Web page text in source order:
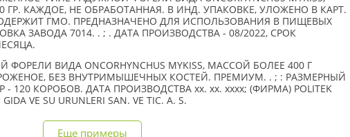
ГР. КАЖДОЕ, НЕ ОБРАБОТАННАЯ. В ИНД. УПАКОВКЕ, УЛОЖЕНО В КАРТ.
ГМО. ПРЕДНАЗНАЧЕНО ДЛЯ ИСПОЛЬЗОВАНИЯ В ПИЩЕВЫХ
ЗАВОДА 7014. . ; . ДАТА ПРОИЗВОДСТВА - 08/2022, СРОК
ВИДА ONCORHYNCHUS MYKISS, МАССОЙ БОЛЕЕ 400 Г
БЕЗ ВНУТРИМЫШЕЧНЫХ КОСТЕЙ. ПРЕМИУМ. . ; : РАЗМЕРНЫЙ
- 120 КОРОБОВ. ДАТА ПРОИЗВОДСТВА xx. xx. xxxx; (ФИРМА) POLITEK
VE SU URUNLERI SAN. VE TIC. A. S.
Еще примеры